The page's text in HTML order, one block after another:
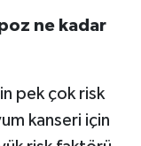
ne kadar
pek çok risk
kanseri için